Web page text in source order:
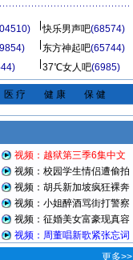
快乐男声吧(68574)
东方神起吧(65744)
37℃女人吧(6985)
医 疗 健 康 保 健
视频：越狱第三季6集中文
视频：校园学生情侣遭偷拍
视频：胡兵新加坡疯狂裸奔
视频：小姐醉酒骂街打警察
视频：征婚美女富豪现真容
视频：周董唱新歌紧张忘词
更多>>